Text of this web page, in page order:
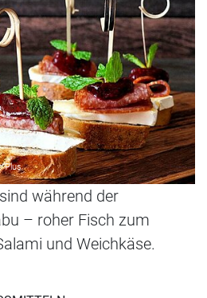
Plus
während der
– roher Fisch zum
und Weichkäse.